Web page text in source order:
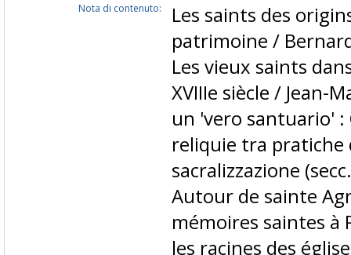
Nota di contenuto:
Les saints des
patrimoine /
Les vieux saints
XVIIIe siècle / Jean-
un 'vero santuario'
reliquie tra pratiche
sacralizzazione
Autour de sainte
mémoires saintes à
les racines des